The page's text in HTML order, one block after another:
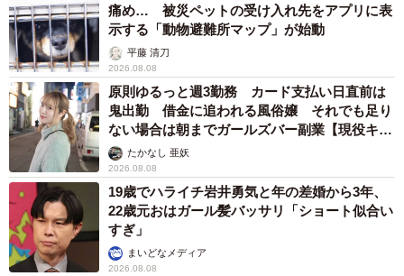
痛め… 被災ペットの受け入れ先をアプリに表
示する「動物避難所マップ」が始動
平藤 清刀
2026.08.08
原則ゆるっと週3勤務 カード支払い日直前は
鬼出勤 借金に追われる風俗嬢 それでも足り
ない場合は朝までガールズバー副業【現役キャ
ストに取材】
たかなし 亜妖
2026.08.08
19歳でハライチ岩井勇気と年の差婚から3年、
22歳元おはガール髪バッサリ「ショート似合い
すぎ」
まいどなメディア
2026.08.08